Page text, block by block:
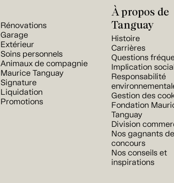
Rénovations
Garage
Extérieur
Soins personnels
Animaux de compagnie
Maurice Tanguay
Signature
Liquidation
Promotions
À propos de
Tanguay
Histoire
Carrières
Questions
Implication
Responsabilité
Gestion des
Fondation
Tanguay
Division
Nos gagnants de
concours
Nos conseils et
inspirations